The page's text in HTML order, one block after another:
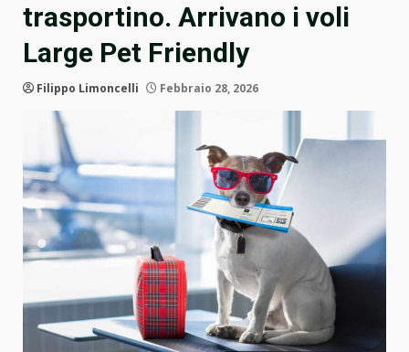
trasportino. Arrivano i voli
Large Pet Friendly
Filippo Limoncelli Febbraio 28, 2026